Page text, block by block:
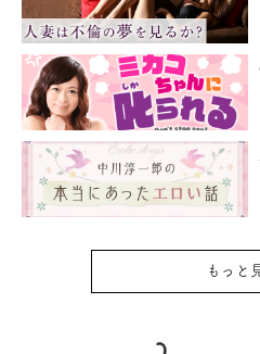
もっと